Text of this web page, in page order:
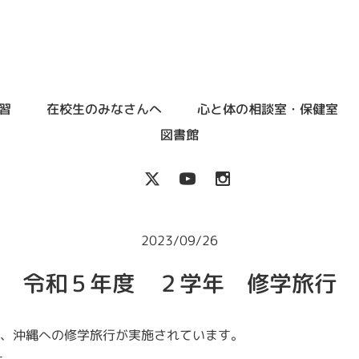
在校生のみなさんへ 心と体の相談室・保健室
図書館
2023/09/26
令和５年度 ２学年 修学旅行
縄への修学旅行が実施されています。